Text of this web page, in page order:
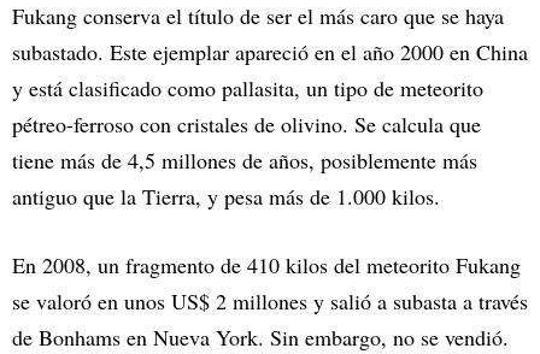
Fukang conserva el título de ser el más caro que se haya
subastado. Este ejemplar apareció en el año 2000 en China
y está clasificado como pallasita, un tipo de meteorito
pétreo-ferroso con cristales de olivino. Se calcula que
tiene más de 4,5 millones de años, posiblemente más
antiguo que la Tierra, y pesa más de 1.000 kilos.
En 2008, un fragmento de 410 kilos del meteorito Fukang
se valoró en unos US$ 2 millones y salió a subasta a través
de Bonhams en Nueva York. Sin embargo, no se vendió.